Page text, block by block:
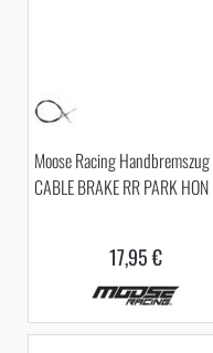
Moose Racing Handbremszug
CABLE BRAKE RR PARK HON
17,95 €